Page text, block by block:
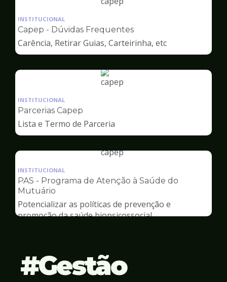
Ilustração
pagina
de
Capep
INSTITUCIONAL
Capep - Dúvidas Frequentes
Carência, Retirar Guias, Carteirinha, etc
Ilustração
Capep
INSTITUCIONAL
Parcerias Capep
Lista e Termo de Parceria
Ilustração
pagina
Capep
INSTITUCIONAL
PAS - Programa de Atenção à Saúde do
Mutuário
Potencializar as políticas de prevenção e
promoção da saúde biopsicossocial
Gestão